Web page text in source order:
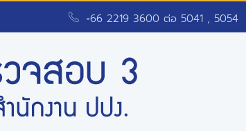
+66 2219 3600 ต่อ 5041 , 5054